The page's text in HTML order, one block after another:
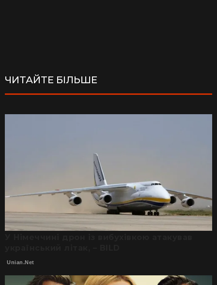
ЧИТАЙТЕ БІЛЬШЕ